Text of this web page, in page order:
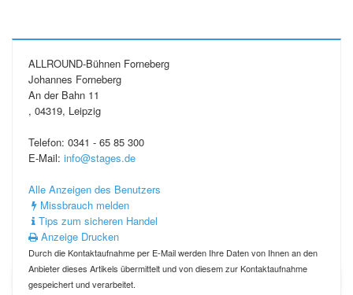
ALLROUND-Bühnen Forneberg
Johannes Forneberg
An der Bahn 11
, 04319, Leipzig
Telefon: 0341 - 65 85 300
E-Mail: info@stages.de
Alle Anzeigen des Benutzers
Missbrauch melden
Tips zum sicheren Handel
Anzeige Drucken
Durch die Kontaktaufnahme per E-Mail werden Ihre Daten von Ihnen an den
Anbieter dieses Artikels übermittelt und von diesem zur Kontaktaufnahme
gespeichert und verarbeitet.